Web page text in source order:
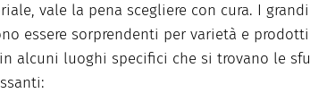
vale la pena scegliere con cura. I
essere sorprendenti per varietà e
alcuni luoghi specifici che si trovano le